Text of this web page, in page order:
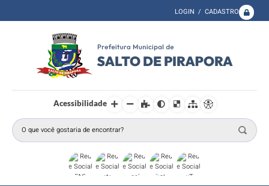
LOGIN / CADASTRO
Acessibilidade